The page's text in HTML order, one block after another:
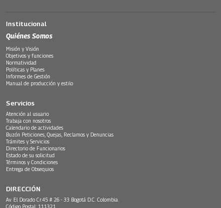
Institucional
Quiénes Somos
Misión y Visión
Objetivos y funciones
Normatividad
Políticas y Planes
Informes de Gestión
Manual de producción y estilo
Servicios
Atención al usuario
Trabaja con nosotros
Calendario de actividades
Buzón Peticiones, Quejas, Reclamos y Denuncias
Trámites y Servicios
Directorio de Funcionarios
Estado de su solicitud
Términos y Condiciones
Entrega de Obsequios
DIRECCIÓN
Av. El Dorado Cr.45 # 26 - 33 Bogotá D.C. Colombia.
Código Postal: 111321